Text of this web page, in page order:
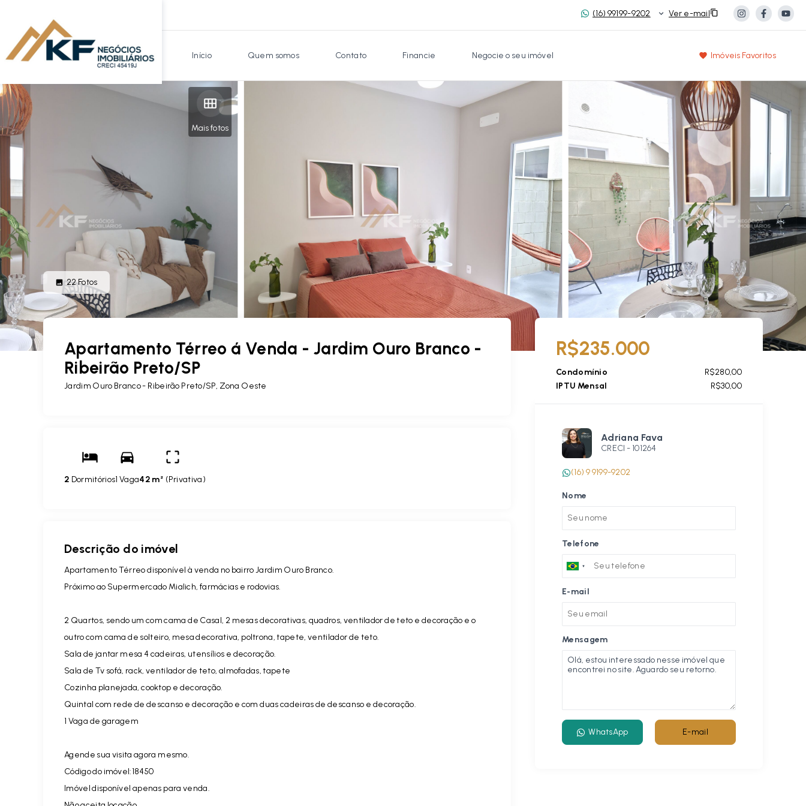
(16) 99199-9202 Ver e-mail
Início Quem somos Contato Financie Negocie o seu imóvel Imóveis Favoritos
Mais fotos
22Fotos
Apartamento Térreo á Venda - Jardim Ouro Branco -
Ribeirão Preto/SP
Jardim Ouro Branco - Ribeirão Preto/SP, Zona Oeste
2 Dormitórios1 Vaga42 m² (Privativa)
Descrição do imóvel
Apartamento Térreo disponível à venda no bairro Jardim Ouro Branco.
Próximo ao Supermercado Mialich, farmácias e rodovias.
2 Quartos, sendo um com cama de Casal, 2 mesas decorativas, quadros, ventilador de teto e decoração e o
outro com cama de solteiro, mesa decorativa, poltrona, tapete, ventilador de teto.
Sala de jantar mesa 4 cadeiras, utensílios e decoração.
Sala de Tv sofá, rack, ventilador de teto, almofadas, tapete
Cozinha planejada, cooktop e decoração.
Quintal com rede de descanso e decoração e com duas cadeiras de descanso e decoração.
1 Vaga de garagem
Agende sua visita agora mesmo.
Código do imóvel:18450
Imóvel disponível apenas para venda.
R$235.000
Condomínio
R$280,00
IPTU Mensal
R$30,00
Adriana Fava
CRECI - 101264
(16) 9 9199-9202
Nome
Telefone
E-mail
Mensagem
WhatsApp E-mail